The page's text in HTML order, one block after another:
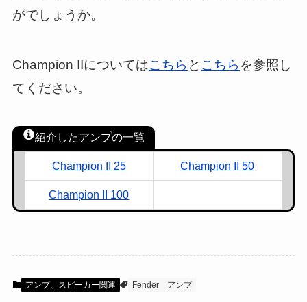
がでしょうか。
Champion IIについてはこちら と こちら を参照し
てください。
紹介したアンプの一覧
Champion II 25 Champion II 50
Champion II 100
アンプ、スピーカー関連 Fender アンプ